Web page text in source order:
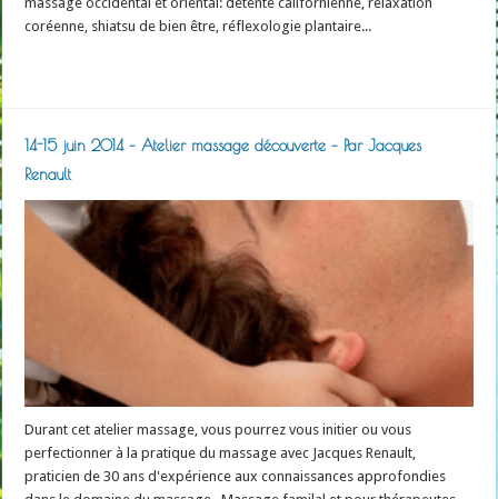
coréenne, shiatsu de bien être, réflexologie plantaire...
14-15 juin 2014 – Atelier massage découverte – Par Jacques
Renault
Durant cet atelier massage, vous pourrez vous initier ou vous
perfectionner à la pratique du massage avec Jacques Renault,
praticien de 30 ans d'expérience aux connaissances approfondies